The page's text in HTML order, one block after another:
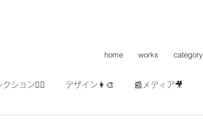
home works category
ション👯‍♀️ デザイン👩‍🎨 📰メディア🎥